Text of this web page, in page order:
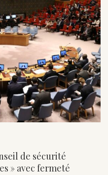
de sécurité
» avec fermeté